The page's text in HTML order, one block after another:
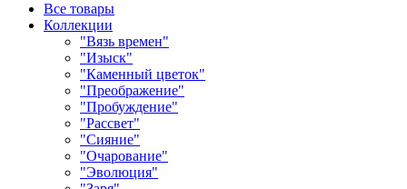
Все товары
Коллекции
"Вязь времен"
"Изыск"
"Каменный цветок"
"Преображение"
"Пробуждение"
"Рассвет"
"Сияние"
"Очарование"
"Эволюция"